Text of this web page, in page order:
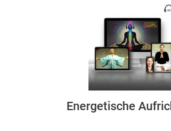
Energetische